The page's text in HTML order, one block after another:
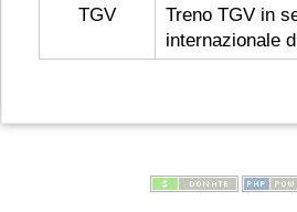
TGV
Treno TGV in
internazionale